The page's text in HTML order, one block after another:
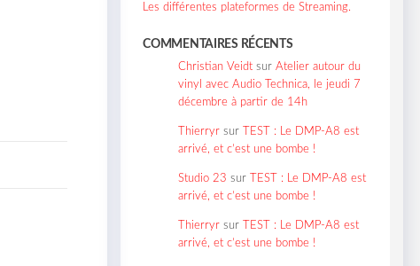
Les différentes plateformes de Streaming.
COMMENTAIRES RÉCENTS
Christian Veidt surAtelier autour du
vinyl avec Audio Technica, le jeudi 7
décembre à partir de 14h
Thierryr sur
TEST : Le DMP-A8 est
arrivé, et c’est une bombe !
Studio 23 sur
TEST : Le DMP-A8 est
arrivé, et c’est une bombe !
Thierryr sur
TEST : Le DMP-A8 est
arrivé, et c’est une bombe !